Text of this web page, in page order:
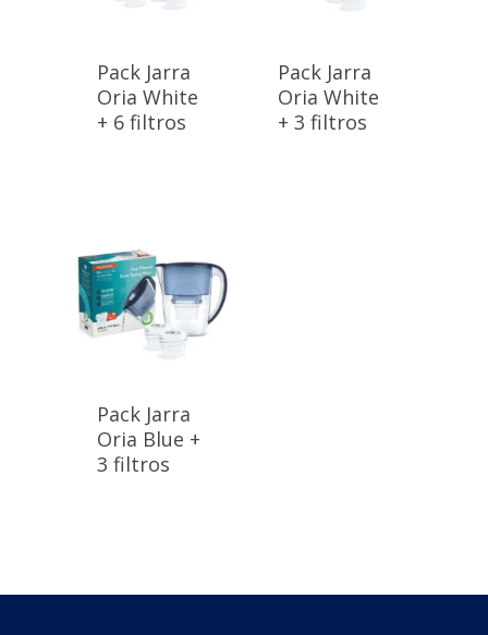
Pack Jarra
Oria White
+ 6 filtros
Pack Jarra
Oria White
+ 3 filtros
Pack Jarra
Oria Blue +
3 filtros